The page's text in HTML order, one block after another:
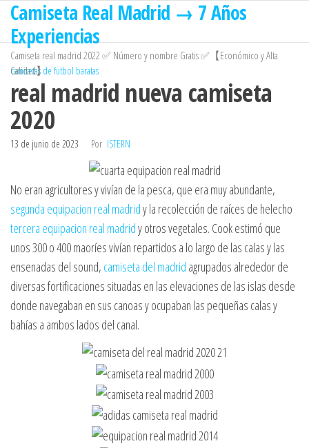
Saltar
contenido
Camiseta Real Madrid → 7 Años
Experiencias
Camiseta real madrid 2022 ✅ Número y nombre Gratis ✅【Económico y Alta
Calidad】
camisetas de futbol baratas
real madrid nueva camiseta
2020
13 de junio de 2023 Por ISTERN
No eran agricultores y vivían de la pesca, que era muy abundante,
segunda equipacion real madridy la recolección de raíces de helecho
tercera equipacion real madridy otros vegetales. Cook estimó que
unos 300 o 400 maoríes vivían repartidos a lo largo de las calas y las
ensenadas del sound, camiseta del madrid agrupados alrededor de
diversas fortificaciones situadas en las elevaciones de las islas desde
donde navegaban en sus canoas y ocupaban las pequeñas calas y
bahías a ambos lados del canal.